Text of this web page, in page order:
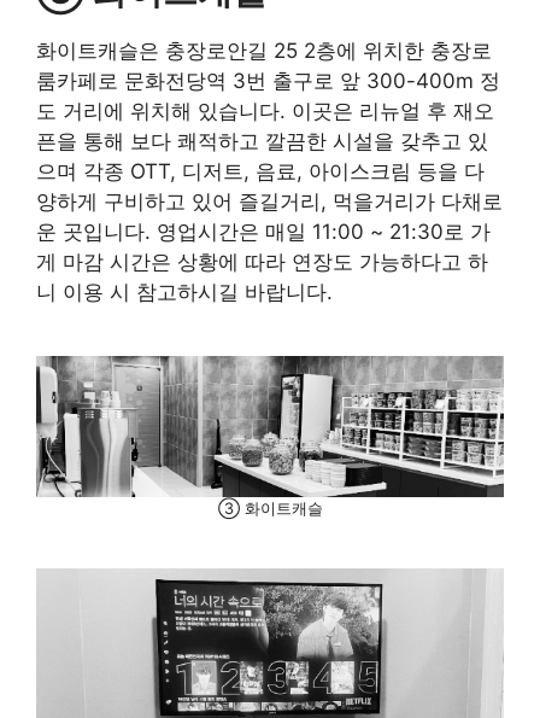
화이트캐슬은 충장로안길 25 2층에 위치한 충장로
룸카페로 문화전당역 3번 출구로 앞 300-400m 정
도 거리에 위치해 있습니다. 이곳은 리뉴얼 후 재오
픈을 통해 보다 쾌적하고 깔끔한 시설을 갖추고 있
으며 각종 OTT, 디저트, 음료, 아이스크림 등을 다
양하게 구비하고 있어 즐길거리, 먹을거리가 다채로
운 곳입니다. 영업시간은 매일 11:00 ~ 21:30로 가
게 마감 시간은 상황에 따라 연장도 가능하다고 하
니 이용 시 참고하시길 바랍니다.
③ 화이트캐슬